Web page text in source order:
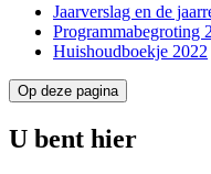
Jaarverslag en de
Programmabegroting
Huishoudboekje 2022
Op deze pagina
U bent hier